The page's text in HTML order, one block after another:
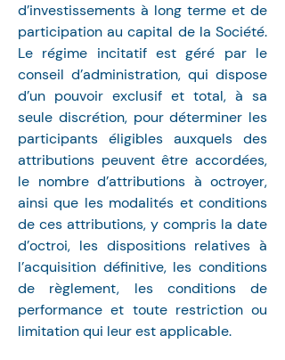
d’investissements à long terme et de
participation au capital de la Société.
Le régime incitatif est géré par le
conseil d’administration, qui dispose
d’un pouvoir exclusif et total, à sa
seule discrétion, pour déterminer les
participants éligibles auxquels des
attributions peuvent être accordées,
le nombre d’attributions à octroyer,
ainsi que les modalités et conditions
de ces attributions, y compris la date
d’octroi, les dispositions relatives à
l’acquisition définitive, les conditions
de règlement, les conditions de
performance et toute restriction ou
limitation qui leur est applicable.